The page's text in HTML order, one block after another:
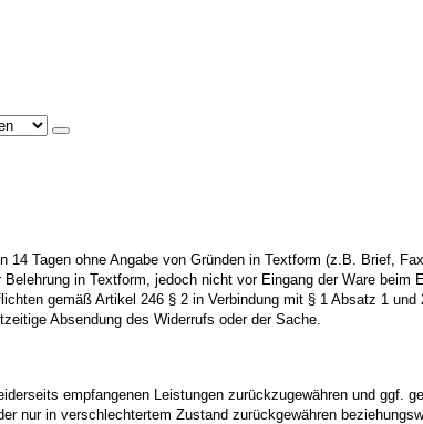
14 Tagen ohne Angabe von Gründen in Textform (z.B. Brief,
in Textform, jedoch nicht vor Eingang der Ware
gemäß Artikel 246 § 2 in Verbindung mit § 1 Absatz 1
Absendung des Widerrufs oder der Sache.
empfangenen Leistungen zurückzugewähren und
nur in verschlechtertem Zustand zurückgewähren